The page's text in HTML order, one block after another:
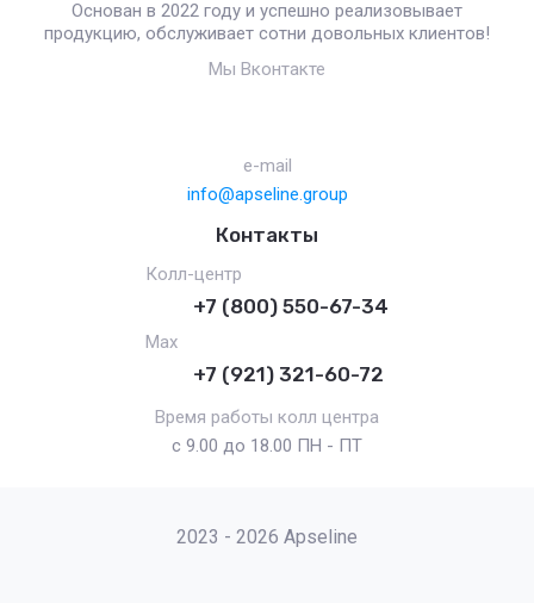
Основан в 2022 году и успешно реализовывает
продукцию, обслуживает сотни довольных клиентов!
Мы Вконтакте
e-mail
info@apseline.group
Контакты
Колл-центр
+7 (800) 550-67-34
Max
+7 (921) 321-60-72
Время работы колл центра
с 9.00 до 18.00 ПН - ПТ
2023 - 2026 Apseline